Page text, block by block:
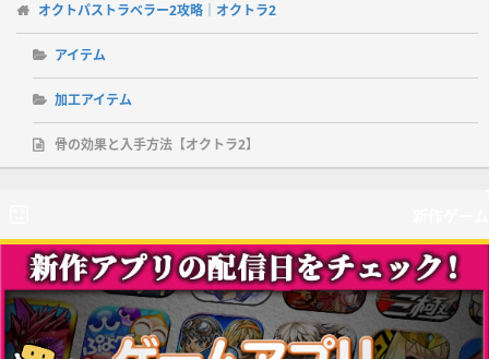
オクトパストラベラー2攻略｜オクトラ2
アイテム
加工アイテム
骨の効果と入手方法【オクトラ2】